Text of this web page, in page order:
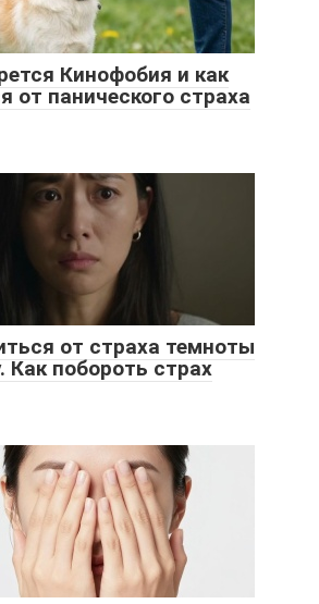
Кинофобия и как
от панического страха
от страха темноты
Как побороть страх